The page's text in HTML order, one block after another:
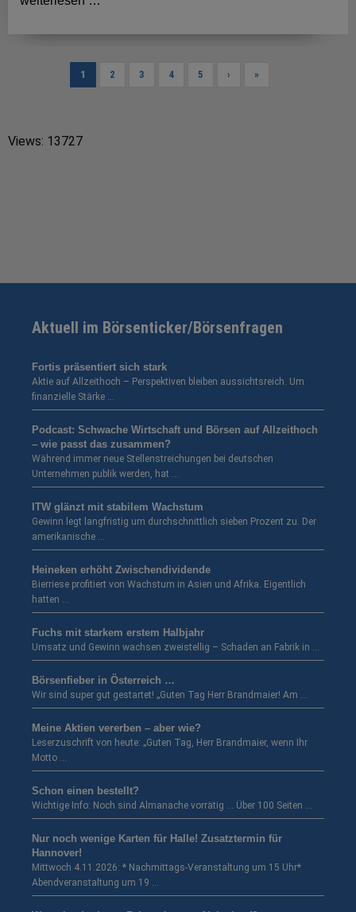
1 2 3 4 5 › »
Views: 13727
Aktuell im Börsenticker/Börsenfragen
Fortis präsentiert sich stark
Aktie auf Allzeithoch – Perspektiven bleiben aussichtsreich. Um
finanzielle Stärke …
Podcast: Schwache Wirtschaft und Börsen auf Allzeithoch
– wie passt das zusammen?
Während immer neue Stellenstreichungen bei deutschen
Unternehmen publik werden, hat …
ITW glänzt mit stabilem Wachstum
Gewinn legt langfristig um durchschnittlich sieben Prozent zu. Der
amerikanische …
Heineken erhöht Zwischendividende
Bierriese profitiert von Wachstum in Asien und Afrika. Eigentlich
hatten …
Fuchs mit starkem erstem Halbjahr
Umsatz und Gewinn wachsen zweistellig – Schaden an Fabrik in …
Börsenfieber in Österreich …
Wir sind super gut gestartet! „Guten Tag Herr Brandmaier! Am …
Meine Aktien vererben – aber wie?
Leserzuschrift von heute: „Guten Tag, Herr Brandmaier, wenn Ihr
Motto …
Schon einen bestellt?
Wichtige Info: Noch sind Almanache vorrätig … Über 100 Seiten …
Nur noch wenige Karten für Halle! Zusatztermin für
Hannover!
Mittwoch 4.11.2026: * Nachmittags-Veranstaltung um 15 Uhr*
Abendveranstaltung um 19 …